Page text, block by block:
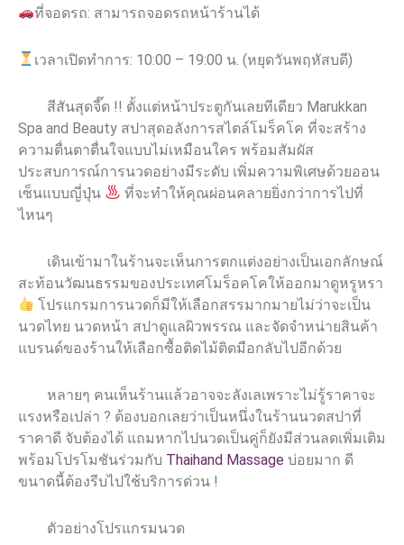
ที่จอดรถ: สามารถจอดรถหน้าร้านได้
เวลาเปิดทำการ: 10:00 – 19:00 น. (หยุดวันพฤหัสบดี)
สีสันสุดจี๊ด !! ตั้งแต่หน้าประตูกันเลยทีเดียว Marukkan
Spa and Beauty สปาสุดอลังการสไตล์โมร็คโค ที่จะสร้าง
ความตื่นตาตื่นใจแบบไม่เหมือนใคร พร้อมสัมผัส
ประสบการณ์การนวดอย่างมีระดับ เพิ่มความพิเศษด้วยออน
เซ็นแบบญี่ปุ่น
ที่จะทำให้คุณผ่อนคลายยิ่งกว่าการไปที่
ไหนๆ
เดินเข้ามาในร้านจะเห็นการตกแต่งอย่างเป็นเอกลักษณ์
สะท้อนวัฒนธรรมของประเทศโมร็อคโคให้ออกมาดูหรูหรา
โปรแกรมการนวดก็มีให้เลือกสรรมากมายไม่ว่าจะเป็น
นวดไทย นวดหน้า สปาดูแลผิวพรรณ และจัดจำหน่ายสินค้า
แบรนด์ของร้านให้เลือกซื้อติดไม้ติดมือกลับไปอีกด้วย
หลายๆ คนเห็นร้านแล้วอาจจะลังเลเพราะไม่รู้ราคาจะ
แรงหรือเปล่า ? ต้องบอกเลยว่าเป็นหนึ่งในร้านนวดสปาที่
ราคาดี จับต้องได้ แถมหากไปนวดเป็นคู่ก็ยังมีส่วนลดเพิ่มเติม
พร้อมโปรโมชันร่วมกับ Thaihand Massage บ่อยมาก ดี
ขนาดนี้ต้องรีบไปใช้บริการด่วน !
ตัวอย่างโปรแกรมนวด